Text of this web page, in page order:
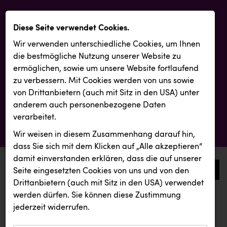
0
aktuelle aussendungen
aktuelle aussendungen
Diese Seite verwendet Cookies.
Wir verwenden unterschiedliche Cookies, um Ihnen
die best­mögliche Nutzung unserer Website zu
ermöglichen, sowie um unsere Website fortlaufend
zu verbessern. Mit Cookies werden von uns sowie
von Drittanbietern (auch mit Sitz in den USA) unter
anderem auch personenbezogene Daten
verarbeitet.
Wir weisen in diesem Zusammenhang darauf hin,
dass Sie sich mit dem Klicken auf „Alle akzeptieren“
damit ein­ver­standen erklären, dass die auf unserer
Seite eingesetzten Cookies von uns und von den
Drittanbietern (auch mit Sitz in den USA) verwendet
werden dürfen. Sie können diese Zustimmung
jederzeit widerrufen.